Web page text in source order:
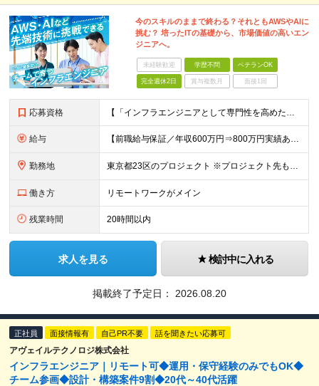
今のスキルのままで終わる？それともAWSやAIに
挑む？ 培ったITの基礎から、市場価値の高いエン
ジニアへ。
未経験歓迎 学歴不問 ベテランOK
完全週休2日 賞与複数月 面接1回
応募資格 【「インフラエンジニアとして専門性を高めたい」という方を歓迎！】 ◆インフラエンジニアとしての実務経験が1年以上ある方 ┗開発経験、ヘルプデスク、テスターなど前職からキャリアチェンジしたい方も歓迎です
給与 【前職給与保証／年収600万円⇒800万円実績あり】月給27万円以上 ※経験・前職給与を考慮の上、前職給与以上を保証します ※上記金額には固定残業代（月30時間分／4万円～）を含みます。超過分は別途
勤務地 東京都23区のプロジェクト ※プロジェクト先もしくはリモートワークがメインです ※都度、ご希望をお伺いした上で決定します 【本社】 東京都渋谷区恵比寿2-28-7-101 (変更の範囲)上記を除く
働き方 リモートワークがメイン
残業時間 20時間以内
求人を見る 検討中に入れる
掲載終了予定日： 2026.08.20
正社員 面接情報有 自己PR不要 話を聞きたい応募可
アヴェイルテクノロジ株式会社
インフラエンジニア｜リモート可◆運用・保守経験のみでもOK◆
チーム参画◆設計・構築案件9割◆20代～40代活躍